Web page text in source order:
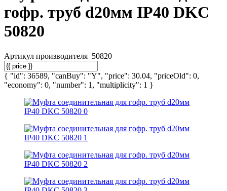
гофр. труб d20мм IP40 DKC
50820
Артикул производителя 50820
{ "id": 36589, "canBuy": "Y", "price": 30.04, "priceOld": 0,
"economy": 0, "number": 1, "multiplicity": 1 }